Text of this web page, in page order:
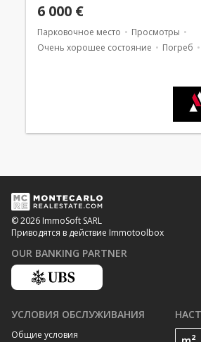
6 000 €
Парковочное место
Просмотры
Очень хорошее состояние
Погреб
© 2026 ImmoSoft SARL
Приводятся в действие Immotoolbox
OUR BANKING PARTNER
УСЛОВИЯ ОБСЛУЖИВАНИЯ
Общие условия